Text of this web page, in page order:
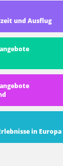
und Ausflug
in Europa